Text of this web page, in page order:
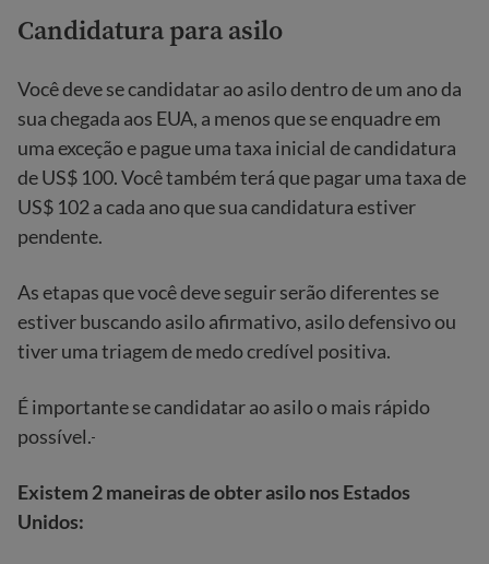
Candidatura para asilo
Você deve se candidatar ao asilo dentro de um ano da
sua chegada aos EUA, a menos que se enquadre em
uma exceção e pague uma taxa inicial de candidatura
de US$ 100. Você também terá que pagar uma taxa de
US$ 102 a cada ano que sua candidatura estiver
pendente.
As etapas que você deve seguir serão diferentes se
estiver buscando asilo afirmativo, asilo defensivo ou
tiver uma triagem de medo credível positiva.
É importante se candidatar ao asilo o mais rápido
possível.
Existem 2 maneiras de obter asilo nos Estados
Unidos: